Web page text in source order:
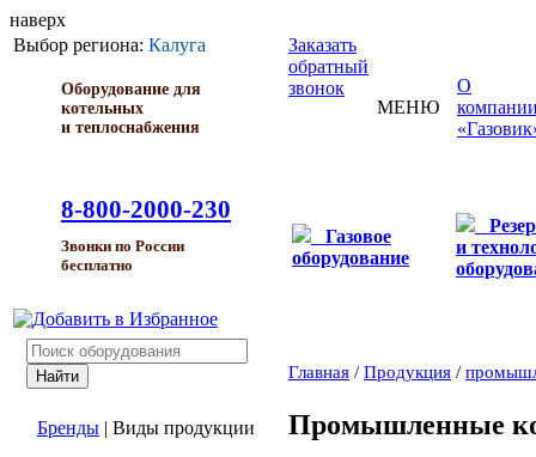
наверх
Выбор региона: Калуга
Оборудование для
котельных
и теплоснабжения
8-800-2000-230
Звонки по России
бесплатно
Заказать
обратный
звонок
МЕНЮ
О
Газовое
оборудование
и
Бренды | Виды продукции
Главная / Продукция /
Промышленные